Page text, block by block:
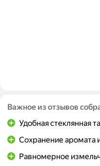
Важное из отзывов
Удобная стеклянная
Сохранение аромата
Равномерное